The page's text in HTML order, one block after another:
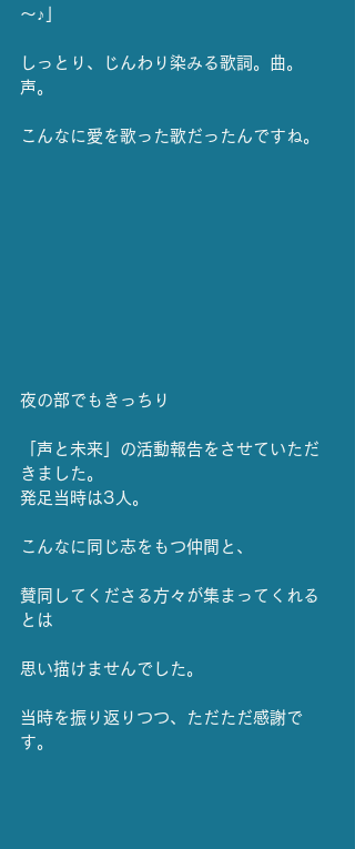
～♪」
しっとり、じんわり染みる歌詞。曲。
声。
こんなに愛を歌った歌だったんですね。
夜の部でもきっちり
「声と未来」の活動報告をさせていただ
きました。
発足当時は3人。
こんなに同じ志をもつ仲間と、
賛同してくださる方々が集まってくれる
とは
思い描けませんでした。
当時を振り返りつつ、ただただ感謝で
す。